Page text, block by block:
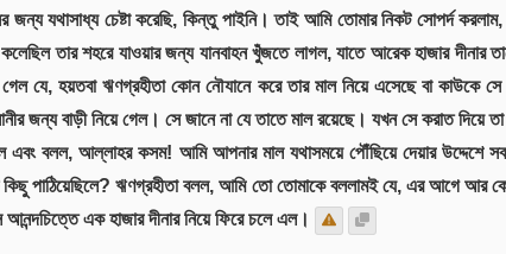
জন্য যথাসাধ্য চেষ্টা করেছি, কিন্তু পাইনি। তাই আমি তোমার নিকট সোপর্দ
তার শহরে যাওয়ার জন্য যানবাহন খুঁজতে লাগল, যাতে আরেক হাজার দীনার
যে, হয়তবা ঋণগ্রহীতা কোন নৌযানে করে তার মাল নিয়ে এসেছে বা কাউকে সে
জন্য বাড়ী নিয়ে গেল। সে জানে না যে তাতে মাল রয়েছে। যখন সে করাত দিয়ে
বলল, আল্লাহর কসম! আমি আপনার মাল যথাসময়ে পৌঁছিয়ে দেয়ার উদ্দেশে
পাঠিয়েছিলে? ঋণগ্রহীতা বলল, আমি তো তোমাকে বললামই যে, এর আগে আর
এক হাজার দীনার নিয়ে ফিরে চলে এল।